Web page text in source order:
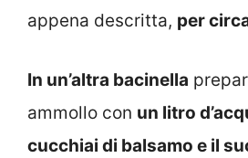
appena descritta, per
In un’altra bacinella
ammollo con un litro
cucchiai di balsamo e il